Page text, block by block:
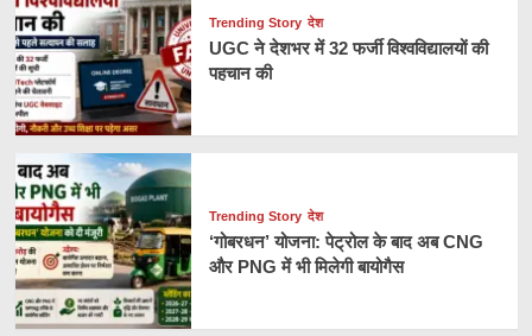
Trending Story देश
UGC ने देशभर में 32 फर्जी विश्वविद्यालयों की
पहचान की
Trending Story देश
‘गोबरधन’ योजना: पेट्रोल के बाद अब CNG
और PNG में भी मिलेगी बायोगैस